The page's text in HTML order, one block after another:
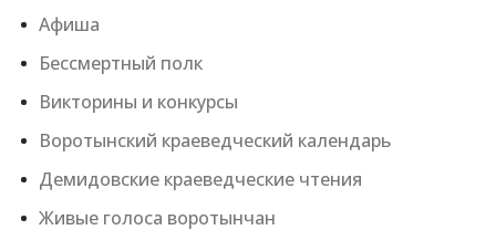
Афиша
Бессмертный полк
Викторины и конкурсы
Воротынский краеведческий календарь
Демидовские краеведческие чтения
Живые голоса воротынчан